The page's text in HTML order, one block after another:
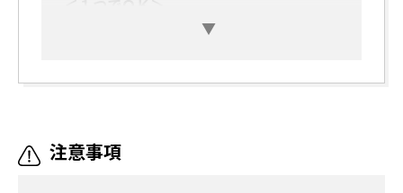
学生証（顔写真が入っていれば）
＜２つ用意してください＞
注意事項